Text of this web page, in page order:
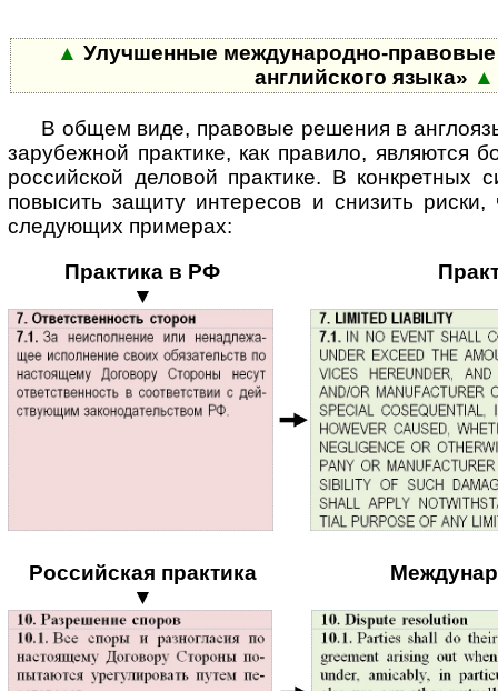
▲ Улучшенные международно-
английского языка» ▲
В общем виде, правовые решения в
зарубежной практике, как правило, являются
российской деловой практике. В конкретных
повысить защиту интересов и снизить
следующих примерах:
Практика в РФ
▼
Российская практика
▼